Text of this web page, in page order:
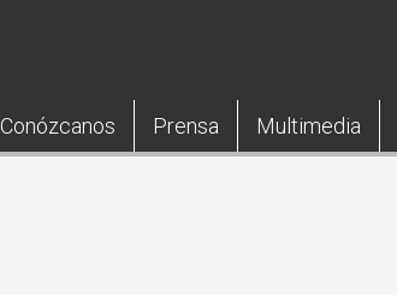
Conózcanos Prensa Multimedia